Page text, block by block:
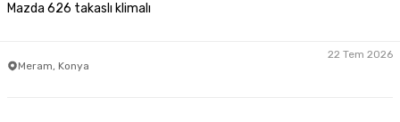
Mazda 626 takaslı klimalı
Meram, Konya
22 Tem 2026